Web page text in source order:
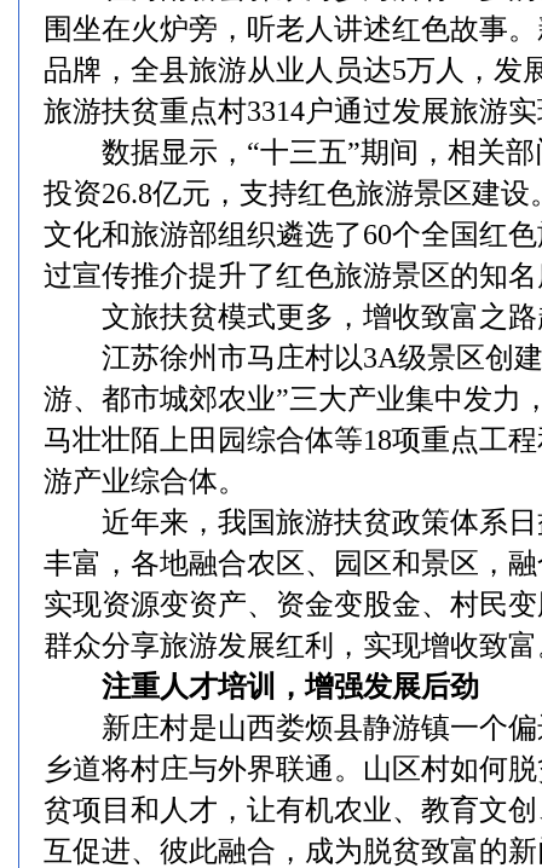
围坐在火炉旁，听老人讲述红色故事
品牌，全县旅游从业人员达5万人，发
旅游扶贫重点村3314户通过发展旅游
数据显示，“十三五”期间，相关部
投资26.8亿元，支持红色旅游景区建
文化和旅游部组织遴选了60个全国红
过宣传推介提升了红色旅游景区的知
文旅扶贫模式更多，增收致富之路
江苏徐州市马庄村以3A级景区创建
游、都市城郊农业”三大产业集中发力
马壮壮陌上田园综合体等18项重点工
游产业综合体。
近年来，我国旅游扶贫政策体系日
丰富，各地融合农区、园区和景区，
实现资源变资产、资金变股金、村民
群众分享旅游发展红利，实现增收致
注重人才培训，增强发展后劲
新庄村是山西娄烦县静游镇一个偏
乡道将村庄与外界联通。山区村如何
贫项目和人才，让有机农业、教育文
互促进、彼此融合，成为脱贫致富的